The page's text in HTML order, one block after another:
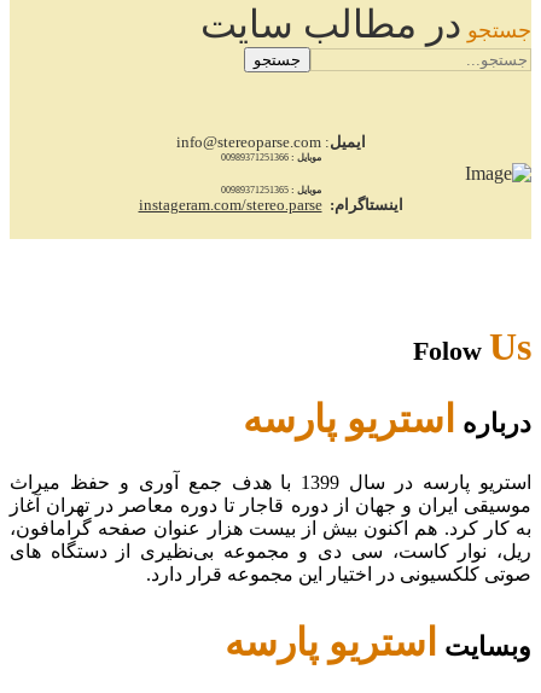
جستجو در مطالب سایت
جستجو
ایمیل : info@stereoparse.com
موبایل :00989371251366
موبایل :00989371251365
اینستاگرام: instageram.com/stereo.parse
FolowUs
درباره استریو پارسه
استریو پارسه در سال 1399 با هدف جمع آوری و حفظ میراث
موسیقی ایران و جهان از دوره قاجار تا دوره معاصر در تهران آغاز
به کار کرد. هم اکنون بیش از بیست هزار عنوان صفحه گرامافون،
ریل، نوار کاست، سی دی و مجموعه بی‌نظیری از دستگاه های
صوتی کلکسیونی در اختیار این مجموعه قرار دارد.
وبسایت استریو پارسه